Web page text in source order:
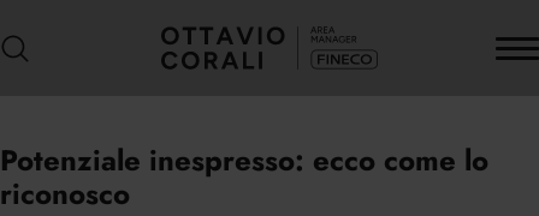
Potenziale inespresso: ecco come lo
riconosco